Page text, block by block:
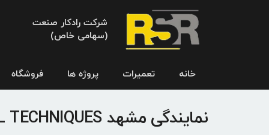
شرکت رادکار صنعت
(سهامی خاص)
خانه تعمیرات پروژه ها فروشگاه
نمایندگی مشهد CONTROL TECHNIQUES